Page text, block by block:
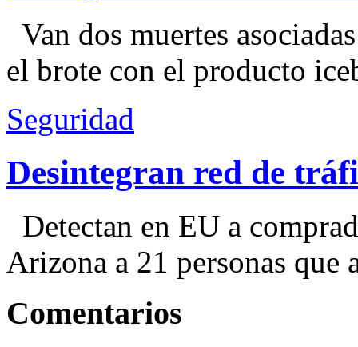
Van dos muertes
el brote con el producto
Seguridad
Desintegran red de
Detectan en EU a
Arizona a 21 personas que
Comentarios